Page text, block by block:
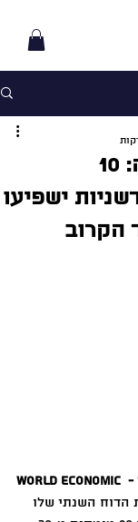
דוח מלא להורדה: 10
ישפיעו
הקרוב
הפורום הכלכלי העולמי - World Economic
הדוח השנתי שלו